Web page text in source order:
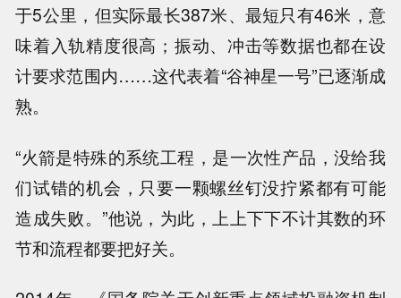
于5公里，但实际最长387米、最短只有46米，意
味着入轨精度很高；振动、冲击等数据也都在设
计要求范围内……这代表着“谷神星一号”已逐渐成
熟。
“火箭是特殊的系统工程，是一次性产品，没给我
们试错的机会，只要一颗螺丝钉没拧紧都有可能
造成失败。”他说，为此，上上下下不计其数的环
节和流程都要把好关。